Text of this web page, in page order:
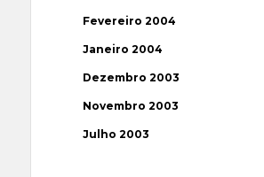
Fevereiro 2004
Janeiro 2004
Dezembro 2003
Novembro 2003
Julho 2003